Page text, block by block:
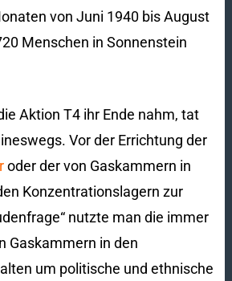
von Juni 1940 bis August
Menschen in Sonnenstein
Aktion T4 ihr Ende nahm, tat
Vor der Errichtung der
oder der von Gaskammern in
Konzentrationslagern zur
nutzte man die immer
Gaskammern in den
um politische und ethnische